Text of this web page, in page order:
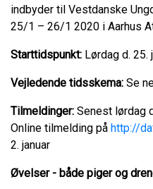
indbyder til Vestdanske
25/1 – 26/1 2020 i Aarhus
Starttidspunkt: Lørdag d. 25.
Vejledende tidsskema: Se
Tilmeldinger: Senest lørdag
Online tilmelding på http://
2. januar
Øvelser - både piger og